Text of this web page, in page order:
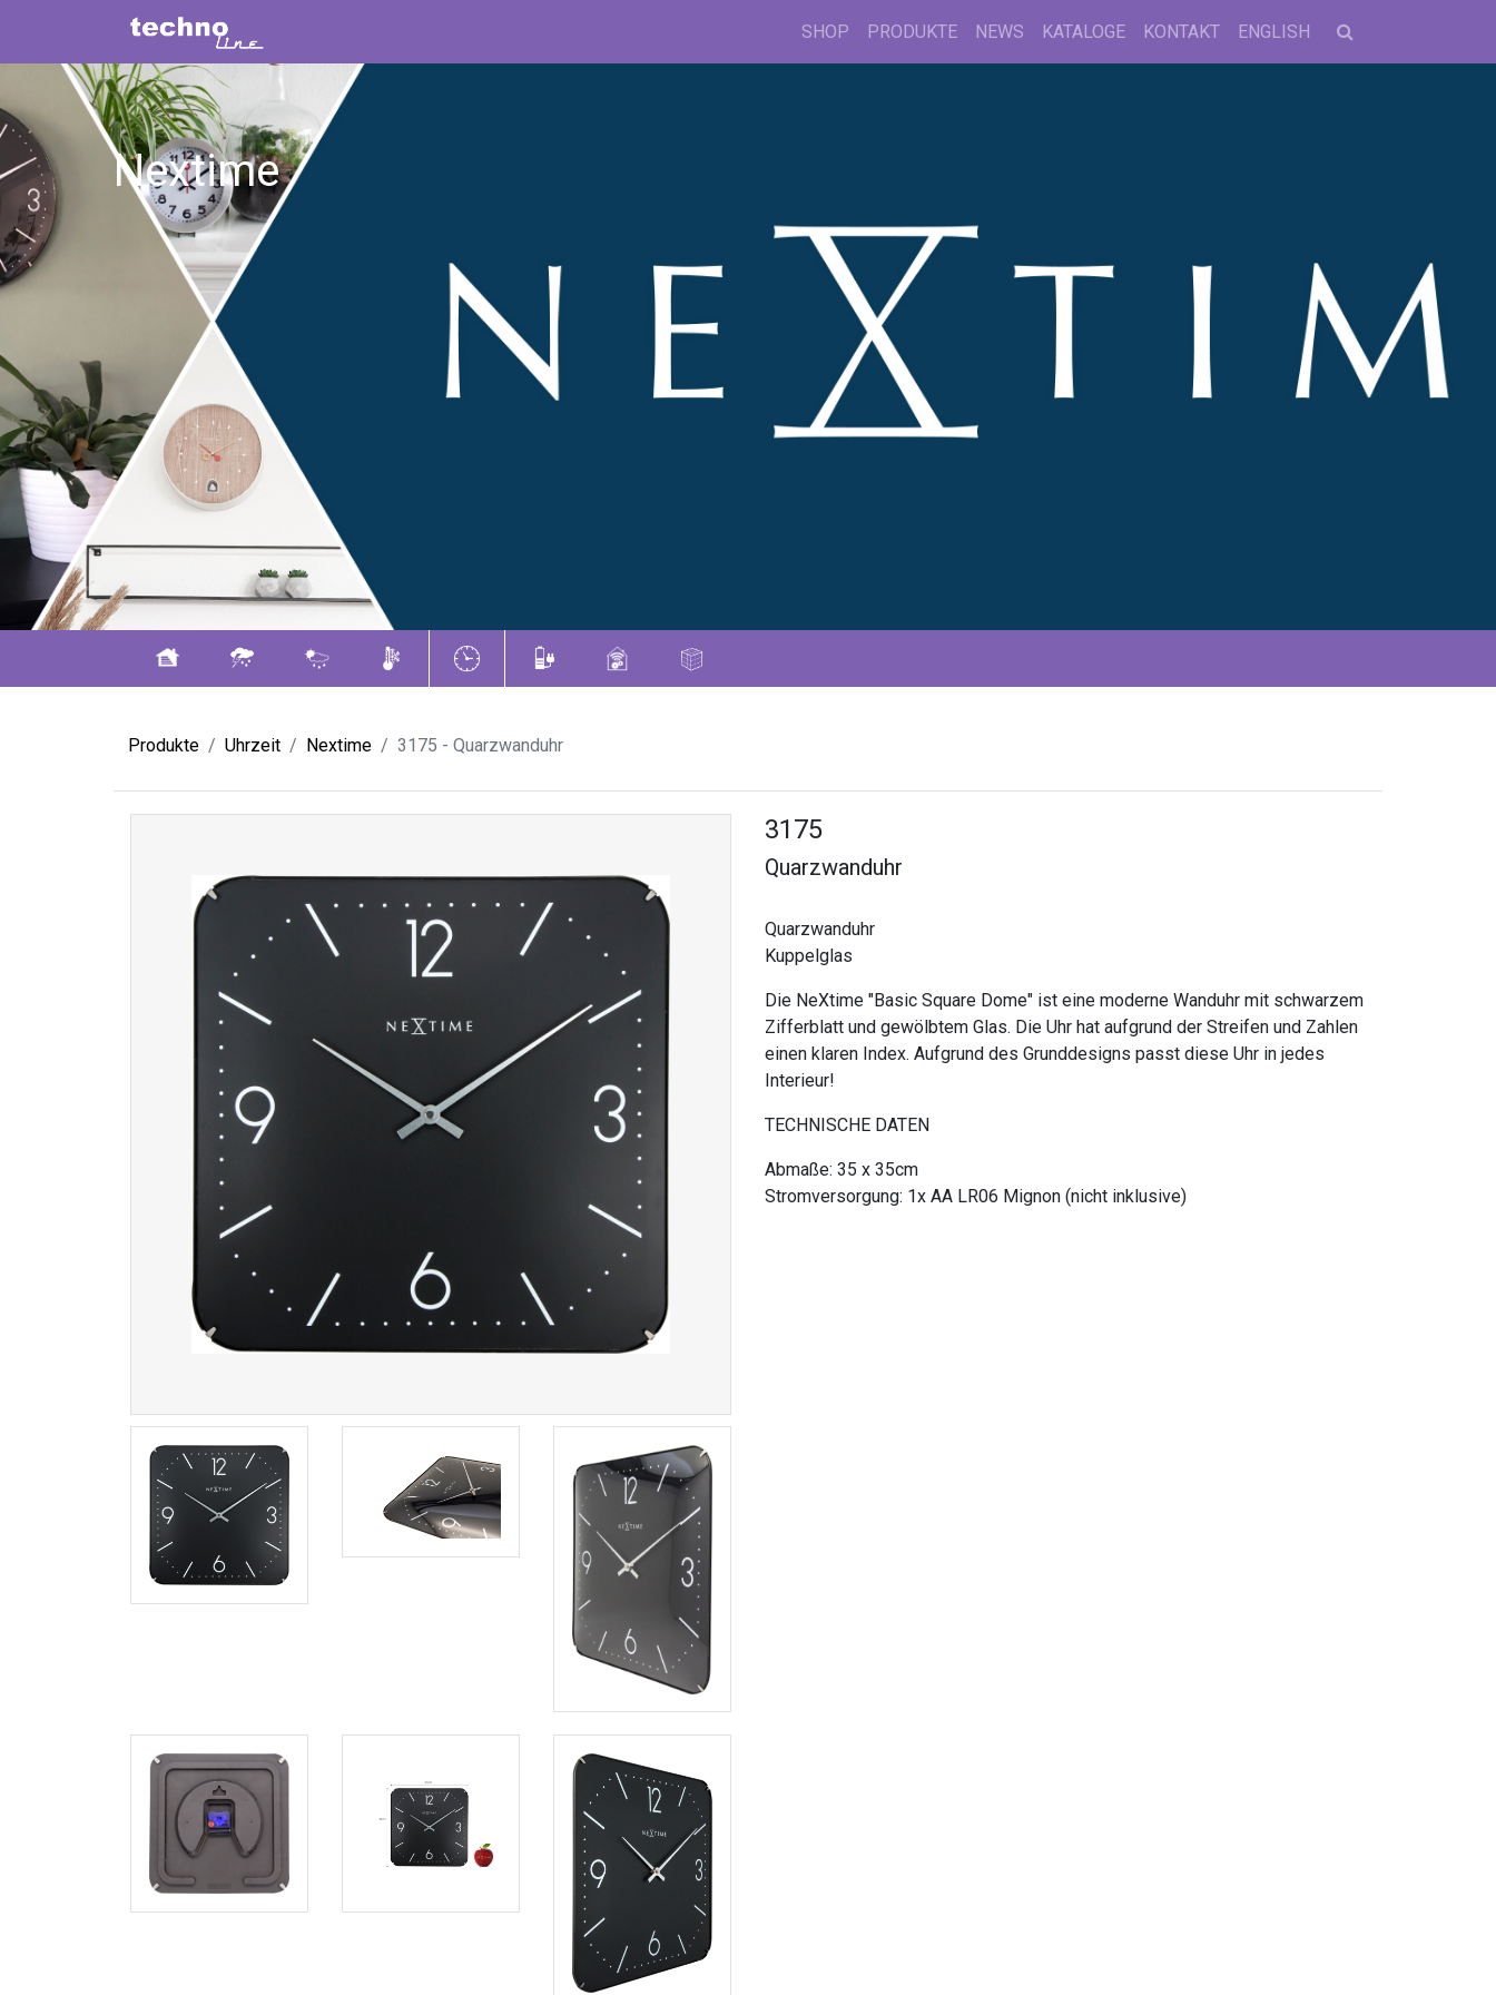
SHOP PRODUKTE NEWS KATALOGE KONTAKT ENGLISH
Nextime
Produkte Uhrzeit Nextime 3175 - Quarzwanduhr
3175
Quarzwanduhr
Quarzwanduhr
Kuppelglas
Die NeXtime "Basic Square Dome" ist eine moderne Wanduhr mit schwarzem
Zifferblatt und gewölbtem Glas. Die Uhr hat aufgrund der Streifen und Zahlen
einen klaren Index. Aufgrund des Grunddesigns passt diese Uhr in jedes
Interieur!
TECHNISCHE DATEN
Abmaße: 35 x 35cm
Stromversorgung: 1x AA LR06 Mignon (nicht inklusive)